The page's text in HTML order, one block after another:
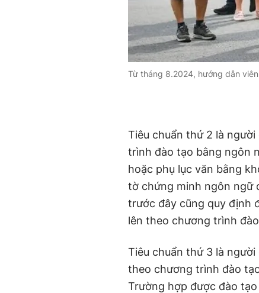
Từ tháng 8.2024, hướng dẫn
Tiêu chuẩn thứ 2 là người
trình đào tạo bằng ngôn
hoặc phụ lục văn bằng
tờ chứng minh ngôn ngữ
trước đây cũng quy định
lên theo chương trình
Tiêu chuẩn thứ 3 là
theo chương trình đào
Trường hợp được đào